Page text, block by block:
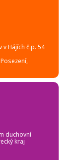
v Hájích č.p. 54
Posezení,
duchovní
kraj